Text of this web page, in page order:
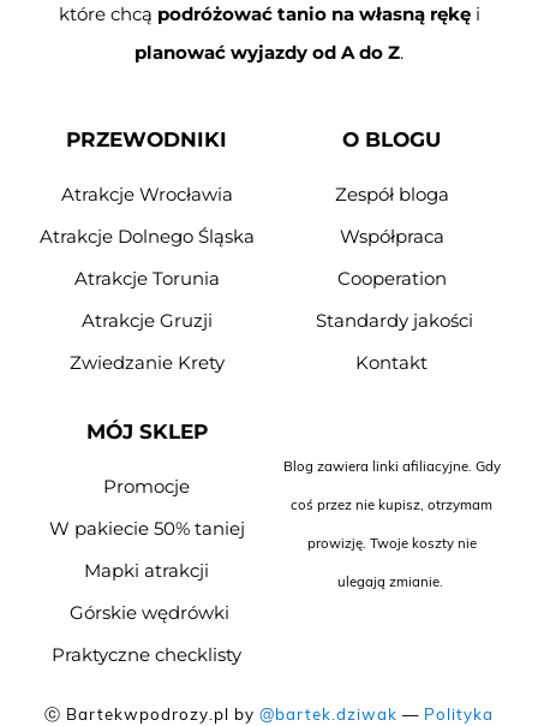
które chcą podróżować tanio na własną rękęi
planować wyjazdy od A do Z.
PRZEWODNIKI
Atrakcje Wrocławia
Atrakcje Dolnego Śląska
Atrakcje Torunia
Atrakcje Gruzji
Zwiedzanie Krety
O BLOGU
Zespół bloga
Współpraca
Cooperation
Standardy jakości
Kontakt
MÓJ SKLEP
Promocje
W pakiecie 50% taniej
Mapki atrakcji
Górskie wędrówki
Praktyczne checklisty
Blog zawiera linki afiliacyjne. Gdy
coś przez nie kupisz, otrzymam
prowizję. Twoje koszty nie
ulegają zmianie.
ⓒ Bartekwpodrozy.pl by @bartek.dziwak — Polityka